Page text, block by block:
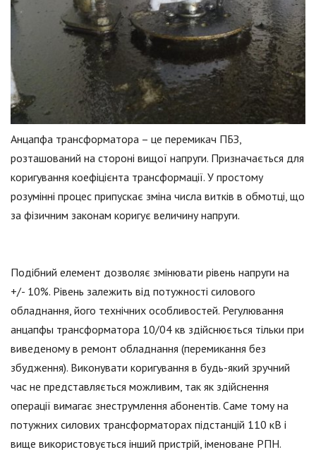
Анцапфа трансформатора – це перемикач ПБЗ,
розташований на стороні вищої напруги. Призначається для
коригування коефіцієнта трансформації. У простому
розумінні процес припускає зміна числа витків в обмотці, що
за фізичним законам коригує величину напруги.
Подібний елемент дозволяє змінювати рівень напруги на
+/- 10%. Рівень залежить від потужності силового
обладнання, його технічних особливостей. Регулювання
анцапфы трансформатора 10/04 кв здійснюється тільки при
виведеному в ремонт обладнання (перемикання без
збудження). Виконувати коригування в будь-який зручний
час не представляється можливим, так як здійснення
операції вимагає знеструмлення абонентів. Саме тому на
потужних силових трансформаторах підстанцій 110 кВ і
вище використовується інший пристрій, іменоване РПН.